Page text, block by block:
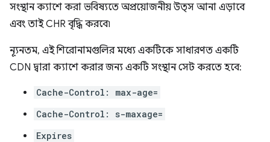
সংস্থান ক্যাশে করা ভবিষ্যতে অপ্রয়োজনীয় উত্স আনা এড়াবে
এবং তাই CHR বৃদ্ধি করবে৷
ন্যূনতম, এই শিরোনামগুলির মধ্যে একটিকে সাধারণত একটি
CDN দ্বারা ক্যাশে করার জন্য একটি সংস্থান সেট করতে হবে:
Cache-Control: max-age=
Cache-Control: s-maxage=
Expires